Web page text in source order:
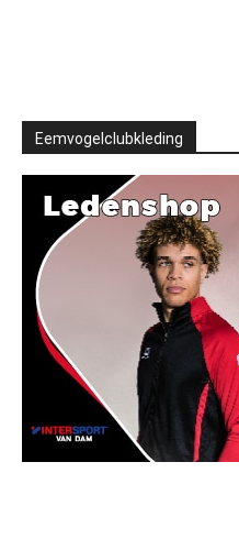
Eemvogelclubkleding